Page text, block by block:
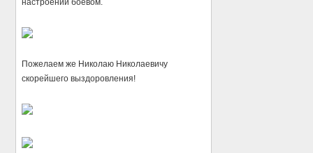
Пожелаем же Николаю Николаевичу
скорейшего выздоровления!